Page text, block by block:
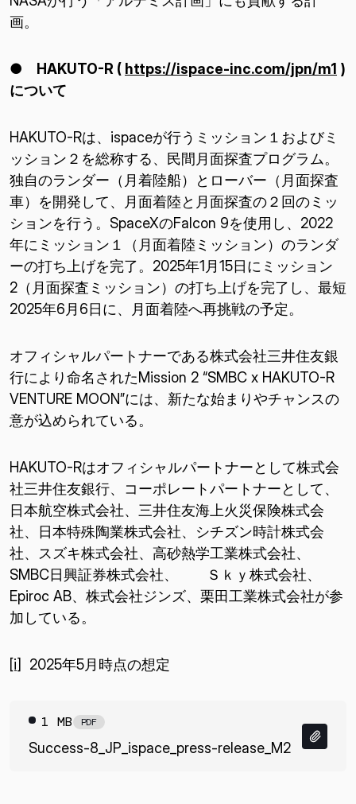
画。
● HAKUTO-R ( https://ispace-inc.com/jpn/m1 )
について
HAKUTO-Rは、ispaceが行うミッション１およびミ
ッション２を総称する、民間月面探査プログラム。
独自のランダー（月着陸船）とローバー（月面探査
車）を開発して、月面着陸と月面探査の２回のミッ
ションを行う。SpaceXのFalcon 9を使用し、2022
年にミッション１（月面着陸ミッション）のランダ
ーの打ち上げを完了。2025年1月15日にミッション
2（月面探査ミッション）の打ち上げを完了し、最短
2025年6月6日に、月面着陸へ再挑戦の予定。
オフィシャルパートナーである株式会社三井住友銀
行により命名されたMission 2 “SMBC x HAKUTO-R
VENTURE MOON”には、新たな始まりやチャンスの
意が込められている。
HAKUTO-Rはオフィシャルパートナーとして株式会
社三井住友銀行、コーポレートパートナーとして、
日本航空株式会社、三井住友海上火災保険株式会
社、日本特殊陶業株式会社、シチズン時計株式会
社、スズキ株式会社、高砂熱学工業株式会社、
SMBC日興証券株式会社、 Ｓｋｙ株式会社、
Epiroc AB、株式会社ジンズ、栗田工業株式会社が参
加している。
[i] 2025年5月時点の想定
1 MB PDF
Success-8_JP_ispace_press-release_M2